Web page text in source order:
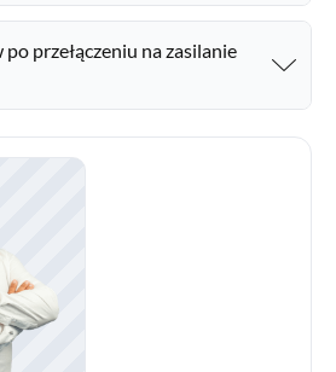
przełączeniu na zasilanie